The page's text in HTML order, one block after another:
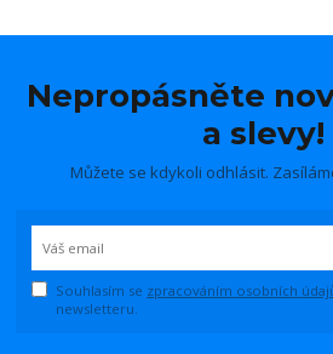
Nepropásněte
a slevy!
Můžete se kdykoli odhlásit.
Souhlasím se zpracováním osobních
newsletteru.